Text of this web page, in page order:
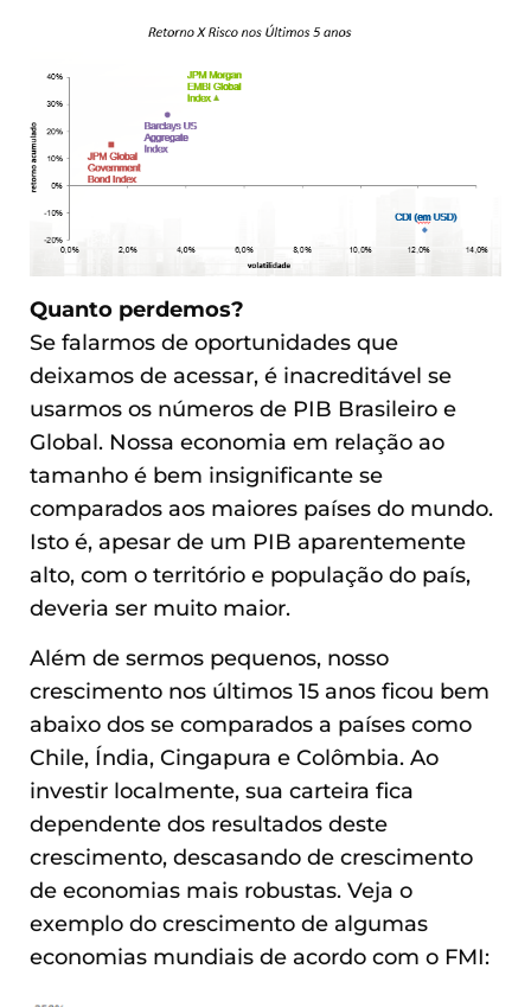
Quanto perdemos?
Se falarmos de oportunidades que
deixamos de acessar, é inacreditável se
usarmos os números de PIB Brasileiro e
Global. Nossa economia em relação ao
tamanho é bem insignificante se
comparados aos maiores países do mundo.
Isto é, apesar de um PIB aparentemente
alto, com o território e população do país,
deveria ser muito maior.
Além de sermos pequenos, nosso
crescimento nos últimos 15 anos ficou bem
abaixo dos se comparados a países como
Chile, Índia, Cingapura e Colômbia. Ao
investir localmente, sua carteira fica
dependente dos resultados deste
crescimento, descasando de crescimento
de economias mais robustas. Veja o
exemplo do crescimento de algumas
economias mundiais de acordo com o FMI: